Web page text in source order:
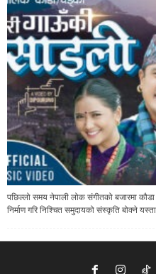
पछिल्लो समय नेपाली लोक संगीतको बजारमा
निर्माण गरि निश्चित समुदायको संस्कृति बोक्ने